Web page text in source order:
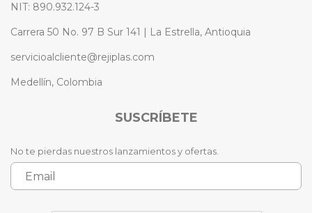
NIT: 890.932.124-3
Carrera 50 No. 97 B Sur 141 | La Estrella, Antioquia
servicioalcliente@rejiplas.com
Medellín, Colombia
SUSCRÍBETE
No te pierdas nuestros lanzamientos y ofertas.